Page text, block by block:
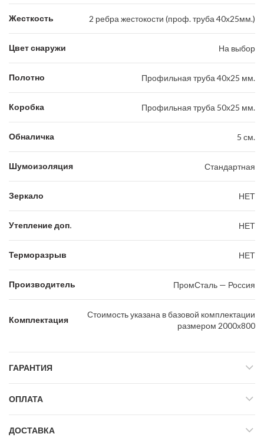
Жесткость 2 ребра жестокости (проф. труба 40х25мм.)
Цвет снаружи На выбор
Полотно Профильная труба 40х25 мм.
Коробка Профильная труба 50х25 мм.
Обналичка 5 см.
Шумоизоляция Стандартная
Зеркало НЕТ
Утепление доп. НЕТ
Терморазрыв НЕТ
Производитель ПромСталь — Россия
Комплектация
Стоимость указана в базовой комплектации
размером 2000х800
ГАРАНТИЯ
ОПЛАТА
ДОСТАВКА